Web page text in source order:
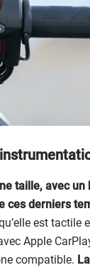
taille, avec un
ces derniers
est tactile
Apple
compatible.